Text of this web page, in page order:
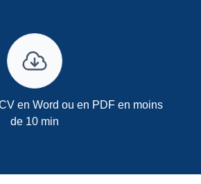
en Word ou en PDF en moins
de 10 min